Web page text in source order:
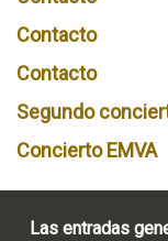
Contacto
Contacto
Segundo
Concierto EMVA
Las entradas